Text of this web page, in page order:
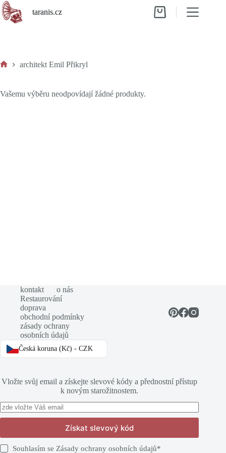
Skip
to
content
taranis.cz
Shopping
architekt Emil Přikryl
Vašemu výběru neodpovídají žádné produkty.
kontakt
o nás
Restaurování
doprava
obchodní podmínky
zásady ochrany
osobních údajů
Česká koruna (Kč) - CZK
Vložte svůj email a získejte slevové kódy a přednostní přístup
k novým starožitnostem.
Získat slevový kód
Souhlasím se Zásady ochrany osobních údajů*